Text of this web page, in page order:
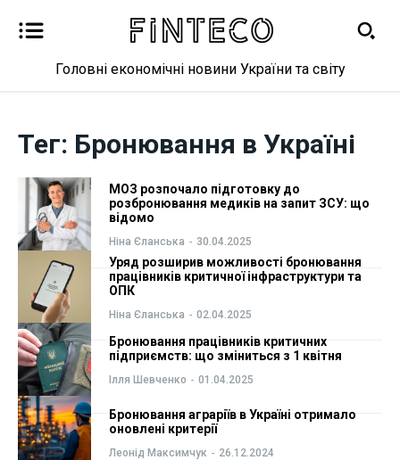
Бізнес
Фінанси
Валютний ринок
Криптовалюта
Робота і освіта
Публікації
ФОП
Бізнес
Фінанси
Валютний ринок
Криптовалюта
Робота і освіта
Публікації
ФОП
Головні економічні новини України та світу
Тег: Бронювання в Україні
МОЗ розпочало підготовку до
розбронювання медиків на запит ЗСУ: що
відомо
Ніна Єланська - 30.04.2025
Уряд розширив можливості бронювання
працівників критичної інфраструктури та
ОПК
Ніна Єланська - 02.04.2025
Бронювання працівників критичних
підприємств: що зміниться з 1 квітня
Ілля Шевченко - 01.04.2025
Бронювання аграріїв в Україні отримало
оновлені критерії
Леонід Максимчук - 26.12.2024